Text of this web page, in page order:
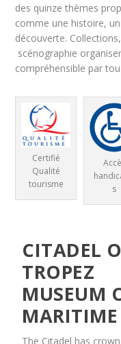
des quinze thèmes
comme une histoire,
découverte.
scénographie
compréhensible par
Certifié
Qualité
tourisme
s
CITADEL
TROPEZ
MUSEUM
The Citadel has